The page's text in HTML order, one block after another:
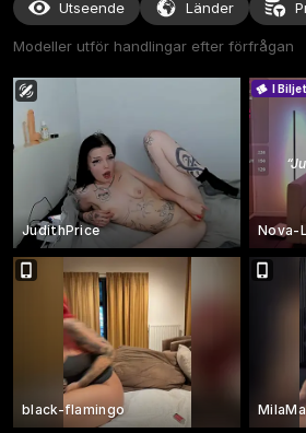
Utseende Länder
Modeller utför handlingar efter förfrågan
JudithPrice
“
I
Nova-
black-flamingo